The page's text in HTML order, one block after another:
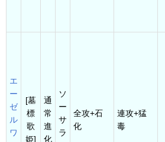
エ
ー
ゼ
ル
ワ
[墓
標
歌
姫]
通
常
進
化
ソ
ー
サ
ラ
全攻+石
化
連攻+猛
毒